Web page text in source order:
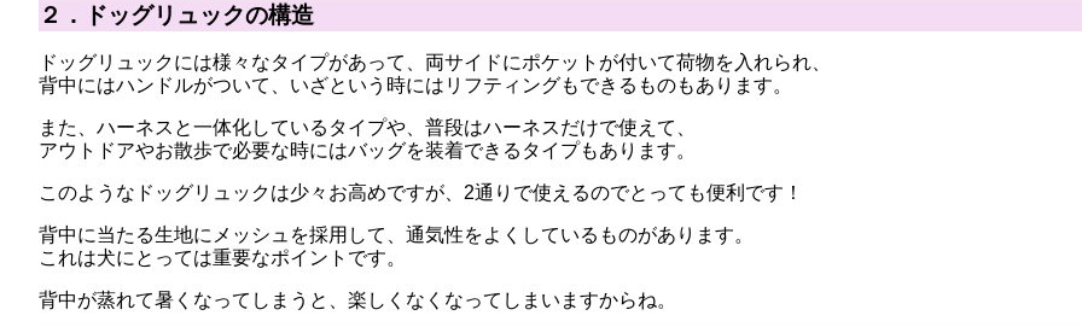
２．ドッグリュックの構造
ドッグリュックには様々なタイプがあって、両サイドにポケットが付いて荷物を入れられ、
背中にはハンドルがついて、いざという時にはリフティングもできるものもあります。
また、ハーネスと一体化しているタイプや、普段はハーネスだけで使えて、
アウトドアやお散歩で必要な時にはバッグを装着できるタイプもあります。
このようなドッグリュックは少々お高めですが、2通りで使えるのでとっても便利です！
背中に当たる生地にメッシュを採用して、通気性をよくしているものがあります。
これは犬にとっては重要なポイントです。
背中が蒸れて暑くなってしまうと、楽しくなくなってしまいますからね。